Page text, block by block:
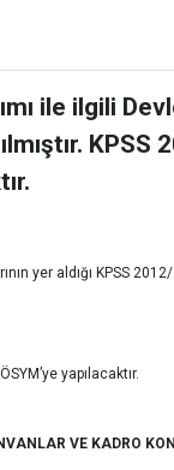
ile ilgili
KPSS
yer aldığı KPSS
yapılacaktır.
VE KADRO